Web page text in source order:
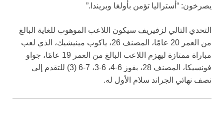
يصرخون: “أستراليا تؤمن بأولغا وبريندا.”
التحدي التالي لزفيريف سيكون اللاعب الموهوب للغاية البالغ
من العمر 20 عامًا، المصنف 26، ياكوب مينيشيك، الذي لعب
مباراة ممتازة ليهزم اللاعب البالغ من العمر 19 عامًا، جواو
فونسيكا، المصنف 28، بفوز 6-4، 6-3، 7-6 (3) للتقدم إلى
نصف نهائي الجراند سلام الأول له.